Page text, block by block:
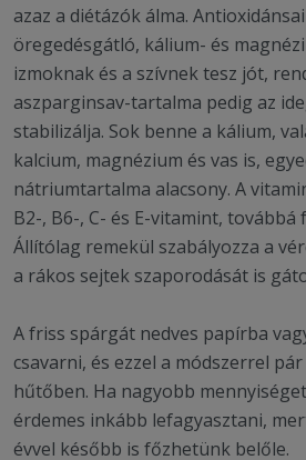
azaz a diétázók álma.
öregedésgátló, kálium- és
izmoknak és a szívnek tesz jót,
aszparginsav-tartalma pedig az
stabilizálja. Sok benne a kálium,
kalcium, magnézium és vas is,
nátriumtartalma alacsony. A
B2-, B6-, C- és E-vitamint,
Állítólag remekül szabályozza a
a rákos sejtek szaporodását is
A friss spárgát nedves papírba
csavarni, és ezzel a módszerrel
hűtőben. Ha nagyobb
érdemes inkább lefagyasztani,
évvel később is főzhetünk belőle.